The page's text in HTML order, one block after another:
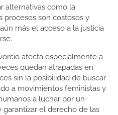
alternativas como la
procesos son costosos y
más el acceso a la justicia
afecta especialmente a
quedan atrapadas en
sin la posibilidad de buscar
a movimientos feministas y
a luchar por un
el derecho de las